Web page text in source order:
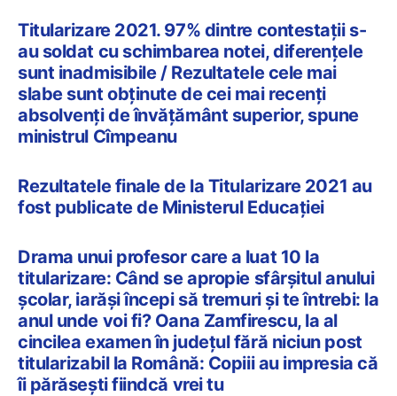
Titularizare 2021. 97% dintre contestații s-
au soldat cu schimbarea notei, diferențele
sunt inadmisibile / Rezultatele cele mai
slabe sunt obținute de cei mai recenți
absolvenți de învățământ superior, spune
ministrul Cîmpeanu
Rezultatele finale de la Titularizare 2021 au
fost publicate de Ministerul Educației
Drama unui profesor care a luat 10 la
titularizare: Când se apropie sfârșitul anului
școlar, iarăși începi să tremuri și te întrebi: la
anul unde voi fi? Oana Zamfirescu, la al
cincilea examen în județul fără niciun post
titularizabil la Română: Copiii au impresia că
îi părăsești fiindcă vrei tu